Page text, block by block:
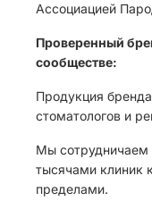
Ассоциацией
Проверенный
сообществе:
Продукция
стоматологов и
Мы сотрудничаем
тысячами клиник
пределами.